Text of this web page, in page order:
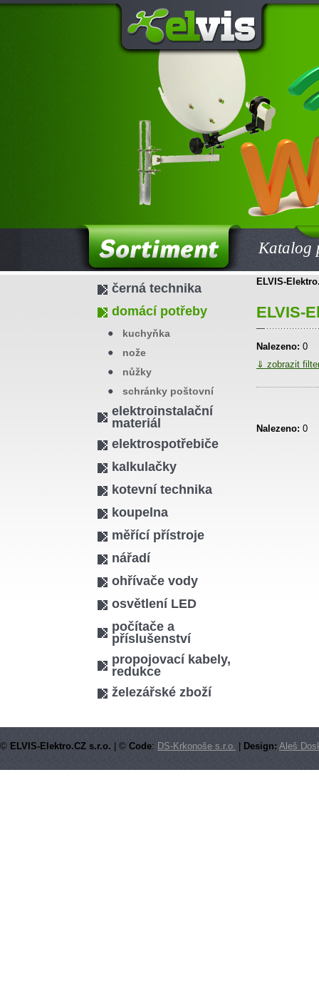
ELVIS-
ELVIS-
Nalezeno: 0
⇓ zobrazit
Nalezeno: 0
černá technika
domácí potřeby
kuchyňka
nože
nůžky
schránky poštovní
elektroinstalační
materiál
elektrospotřebiče
kalkulačky
kotevní technika
koupelna
měřící přístroje
nářadí
ohřívače vody
osvětlení LED
počítače a
příslušenství
propojovací kabely,
redukce
železářské zboží
Katalog
© ELVIS-Elektro.CZ s.r.o. | © Code: DS-Krkonoše s.r.o. Design: Aleš